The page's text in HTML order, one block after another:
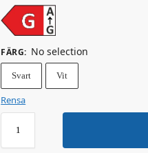
FÄRG: No selection
Svart Vit
Rensa